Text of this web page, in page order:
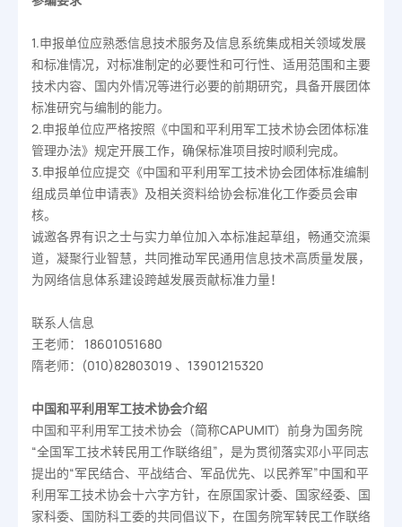
1.申报单位应熟悉信息技术服务及信息系统集成相关领域发展
和标准情况，对标准制定的必要性和可行性、适用范围和主要
技术内容、国内外情况等进行必要的前期研究，具备开展团体
标准研究与编制的能力。
2.申报单位应严格按照《中国和平利用军工技术协会团体标准
管理办法》规定开展工作，确保标准项目按时顺利完成。
3.申报单位应提交《中国和平利用军工技术协会团体标准编制
组成员单位申请表》及相关资料给协会标准化工作委员会审
核。
诚邀各界有识之士与实力单位加入本标准起草组，畅通交流渠
道，凝聚行业智慧，共同推动军民通用信息技术高质量发展，
为网络信息体系建设跨越发展贡献标准力量！
联系人信息
王老师： 18601051680
隋老师：(010)82803019 、13901215320
中国和平利用军工技术协会介绍
中国和平利用军工技术协会（简称CAPUMIT）前身为国务院
“全国军工技术转民用工作联络组”，是为贯彻落实邓小平同志
提出的“军民结合、平战结合、军品优先、以民养军”中国和平
利用军工技术协会十六字方针，在原国家计委、国家经委、国
家科委、国防科工委的共同倡议下，在国务院军转民工作联络